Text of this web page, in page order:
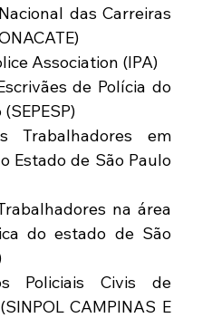
Association (IPA)
Estado de São Paulo
do estado de São
CAMPINAS E